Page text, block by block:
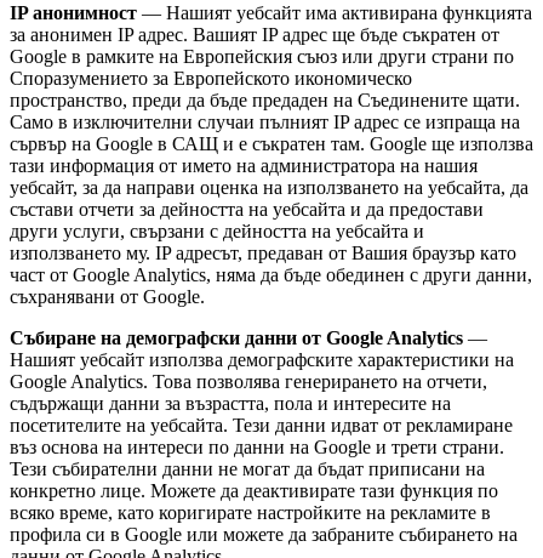
IP анонимност — Нашият уебсайт има активирана функцията
за анонимен IP адрес. Вашият IP адрес ще бъде съкратен от
Google в рамките на Европейския съюз или други страни по
Споразумението за Европейското икономическо
пространство, преди да бъде предаден на Съединените щати.
Само в изключителни случаи пълният IP адрес се изпраща на
сървър на Google в САЩ и е съкратен там. Google ще използва
тази информация от името на администратора на нашия
уебсайт, за да направи оценка на използването на уебсайта, да
състави отчети за дейността на уебсайта и да предостави
други услуги, свързани с дейността на уебсайта и
използването му. IP адресът, предаван от Вашия браузър като
част от Google Analytics, няма да бъде обединен с други данни,
съхранявани от Google.
Събиране на демографски данни от Google Analytics —
Нашият уебсайт използва демографските характеристики на
Google Analytics. Това позволява генерирането на отчети,
съдържащи данни за възрастта, пола и интересите на
посетителите на уебсайта. Тези данни идват от рекламиране
въз основа на интереси по данни на Google и трети страни.
Тези събирателни данни не могат да бъдат приписани на
конкретно лице. Можете да деактивирате тази функция по
всяко време, като коригирате настройките на рекламите в
профила си в Google или можете да забраните събирането на